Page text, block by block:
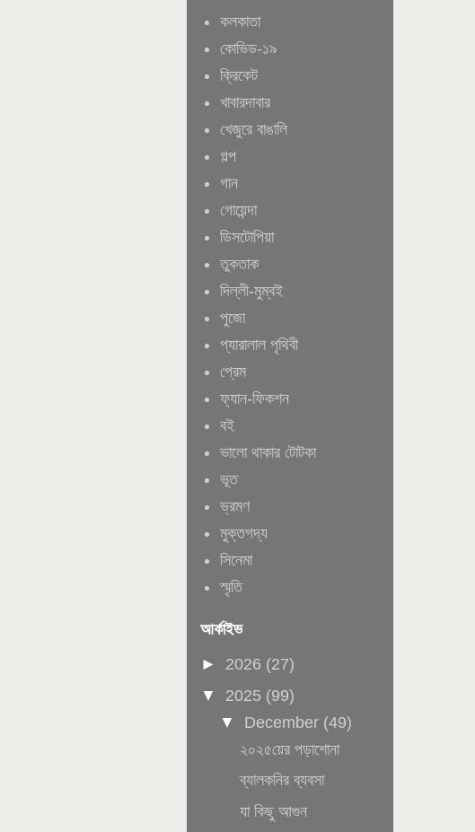
কলকাতা
কোভিড-১৯
ক্রিকেট
খাবারদাবার
খেজুরে বাঙালি
গল্প
গান
গোয়েন্দা
ডিসটোপিয়া
তুকতাক
দিল্লী-মুম্বই
পুজো
প্যারালাল পৃথিবী
প্রেম
ফ্যান-ফিকশন
বই
ভালো থাকার টোটকা
ভূত
ভ্রমণ
মুক্তগদ্য
সিনেমা
স্মৃতি
আর্কাইভ
► 2026 (27)
▼ 2025 (99)
▼ December (49)
২০২৫য়ের পড়াশোনা
ব্যালকনির ব্যবসা
যা কিছু আগুন